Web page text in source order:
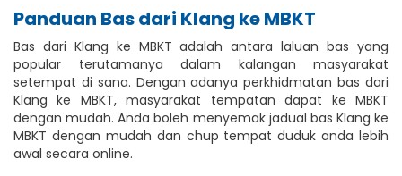
Panduan Bas dari Klang ke MBKT
Bas dari Klang ke MBKT adalah antara laluan bas yang
popular terutamanya dalam kalangan masyarakat
setempat di sana. Dengan adanya perkhidmatan bas dari
Klang ke MBKT, masyarakat tempatan dapat ke MBKT
dengan mudah. Anda boleh menyemak jadual bas Klang ke
MBKT dengan mudah dan chup tempat duduk anda lebih
awal secara online.